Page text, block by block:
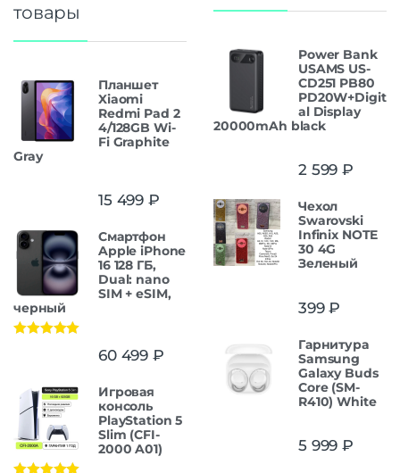
товары
Планшет
Xiaomi
Redmi Pad 2
4/128GB Wi-
Fi Graphite
Gray
15 499 ₽
Смартфон
Apple iPhone
16 128 ГБ,
Dual: nano
SIM + eSIM,
черный
60 499 ₽
Игровая
консоль
PlayStation 5
Slim (CFI-
2000 A01)
Power Bank
USAMS US-
CD251 PB80
PD20W+Digit
al Display
20000mAh black
2 599 ₽
Чехол
Swarovski
Infinix NOTE
30 4G
Зеленый
399₽
Гарнитура
Samsung
Galaxy Buds
Core (SM-
R410) White
5 999 ₽